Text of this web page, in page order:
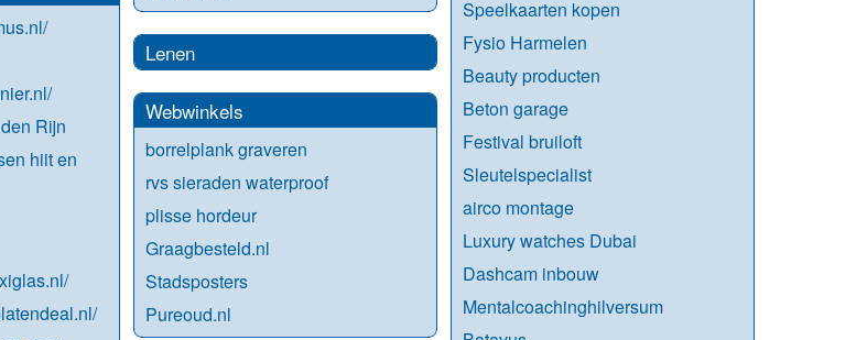
Rijn
hiit en
Lenen
Webwinkels
borrelplank graveren
rvs sieraden waterproof
plisse hordeur
Graagbesteld.nl
Stadsposters
Pureoud.nl
Speelkaarten kopen
Fysio Harmelen
Beauty producten
Beton garage
Festival bruiloft
Sleutelspecialist
airco montage
Luxury watches Dubai
Dashcam inbouw
Mentalcoachinghilversum